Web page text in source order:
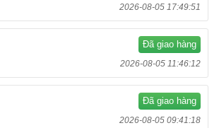
2026-08-05 17:49:51
Đã giao hàng
2026-08-05 11:46:12
Đã giao hàng
2026-08-05 09:41:18